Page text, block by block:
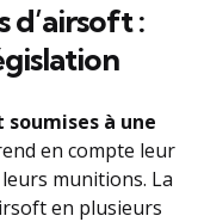
d’airsoft :
à une
en compte leur
munitions. La
en plusieurs